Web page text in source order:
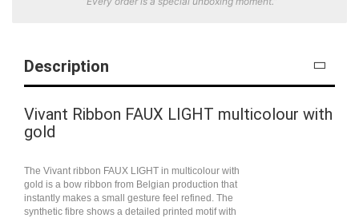
Description
Vivant Ribbon FAUX LIGHT multicolour with
gold
The Vivant ribbon FAUX LIGHT in multicolour with
gold is a bow ribbon from Belgian production that
instantly makes a small gesture feel refined. The
synthetic fibre shows a detailed printed motif with